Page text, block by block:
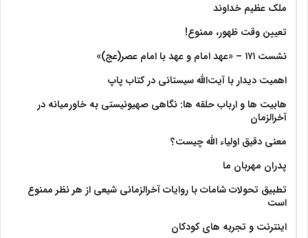
ملک عظیم خداوند
تعیین وقت ظهور، ممنوع!
نشست ۱۷۱ – «عهد امام و عهد با امام عصر(عج)»
اهمیت دیدار با آیت‌الله سیستانی در کتاب پاپ
هابیت ها و ارباب حلقه ها: نگاهی صهیونیستی به خاورمیانه در
آخرالزمان
معنی دقیق اولیاء الله چیست؟
پدران مهربان ما
تطبیق تحولات شامات با روایات آخرالزمانی شیعی از هر نظر ممنوع
است
اینترنت و تجربه های کودکان